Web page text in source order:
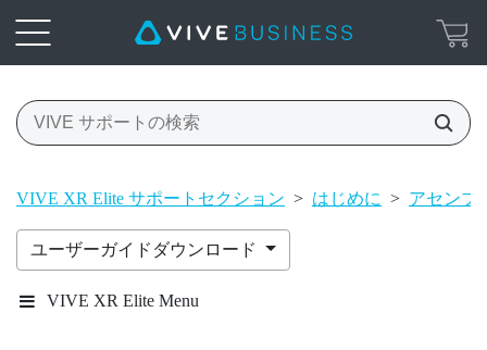
VIVE XR Elite サポートセクション > はじめに > アセンブ
ユーザーガイドダウンロード
VIVE XR Elite Menu